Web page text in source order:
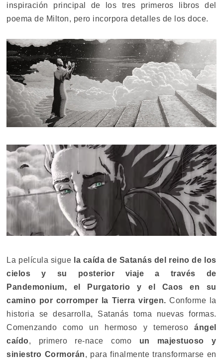
inspiración principal de los tres primeros libros del
poema de Milton, pero incorpora detalles de los doce.
La película sigue la caída de Satanás del reino de los
cielos y su posterior viaje a través de
Pandemonium, el Purgatorio y el Caos en su
camino por corromper la Tierra virgen. Conforme la
historia se desarrolla, Satanás toma nuevas formas.
Comenzando como un hermoso y temerosoángel
caído, primero re-nace como un majestuoso y
siniestro Cormorán, para finalmente transformarse en